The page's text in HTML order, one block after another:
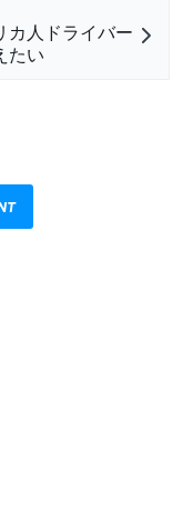
カ人ドライバー
たい